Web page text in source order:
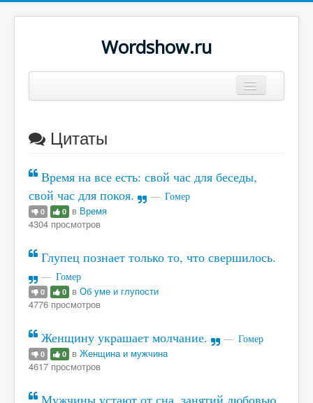
Wordshow.ru
Популярные цитаты
Цитаты
Время на все есть: свой час для беседы,
свой час для покоя.
Гомер
0 0 в Время
4304 просмотров
Глупец познает только то, что свершилось.
Гомер
0 0 в Об уме и глупости
4776 просмотров
Женщину украшает молчание. Гомер
0 0 в Женщина и мужчина
4617 просмотров
Мужчины устают от сна, занятий любовью,